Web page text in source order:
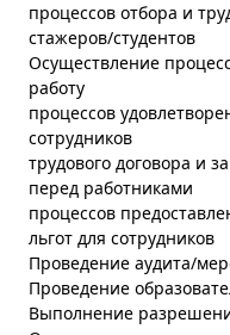
процессов отбора и
стажеров/студентов
Осуществление
работу
процессов
сотрудников
трудового договора и
перед работниками
процессов
льгот для сотрудников
Проведение аудита/
Проведение
Выполнение